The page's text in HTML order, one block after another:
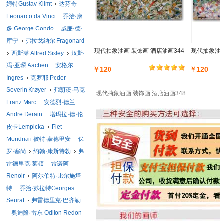
现代抽象油画 装饰画 酒店油画344
￥120
现代抽象
￥120
现代抽象油画 装饰画 酒店油画348
姆特Gustav Klimt
达芬奇
Leonardo da Vinci
乔治·康
多 George Condo
威廉·德·
库宁
弗拉戈纳尔 Fragonard
西斯莱 Alfred Sisley
汉斯·
冯·亚琛 Aachen
安格尔
Ingres
克罗耶 Peder
Severin Krøyer
弗朗茨·马克
Franz Marc
安德烈·德兰
Andre Derain
塔玛拉·德·伦
皮卡Lempicka
Piet
Mondrian 彼特·蒙德里安
保
罗·塞尚
约翰·康斯特勃
弗
雷德里克·莱顿
雷诺阿
Renoir
阿尔伯特·比尔施塔
特
乔治·苏拉特Georges
Seurat
弗雷德里克·巴齐勒
奥迪隆·雷东 Odilon Redon